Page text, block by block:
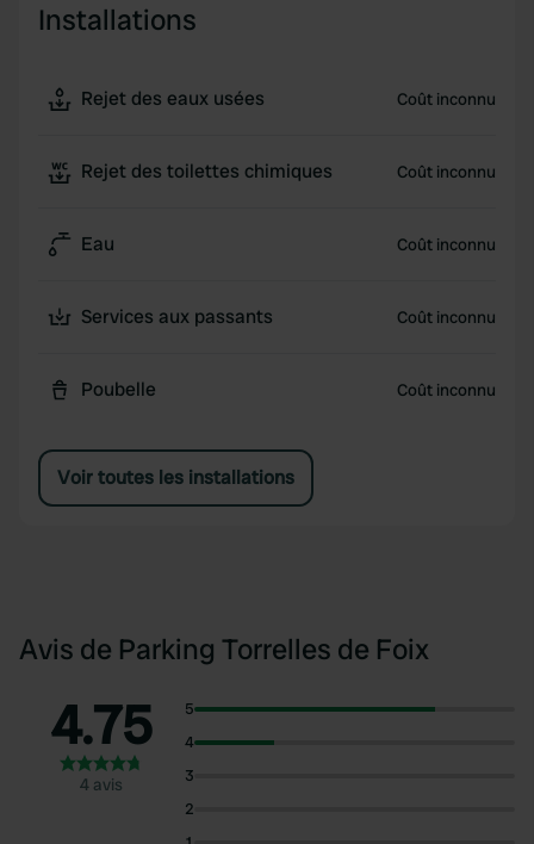
Installations
Rejet des eaux usées Coût inconnu
Rejet des toilettes chimiques Coût inconnu
Eau Coût inconnu
Services aux passants Coût inconnu
Poubelle Coût inconnu
Voir toutes les installations
Avis de Parking Torrelles de Foix
4.75
4 avis
5
4
3
2